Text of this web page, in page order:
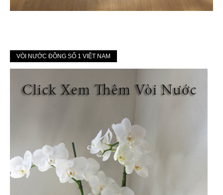
VÒI NƯỚC ĐỒNG SỐ 1 VIỆT NAM